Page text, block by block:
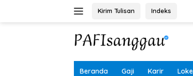
Kirim Tulisan Indeks
Beranda Gaji Karir